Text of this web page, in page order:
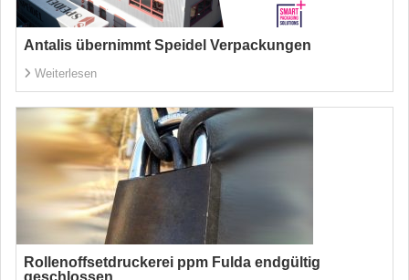
Antalis übernimmt Speidel Verpackungen
Weiterlesen
Rollenoffsetdruckerei ppm Fulda endgültig
geschlossen